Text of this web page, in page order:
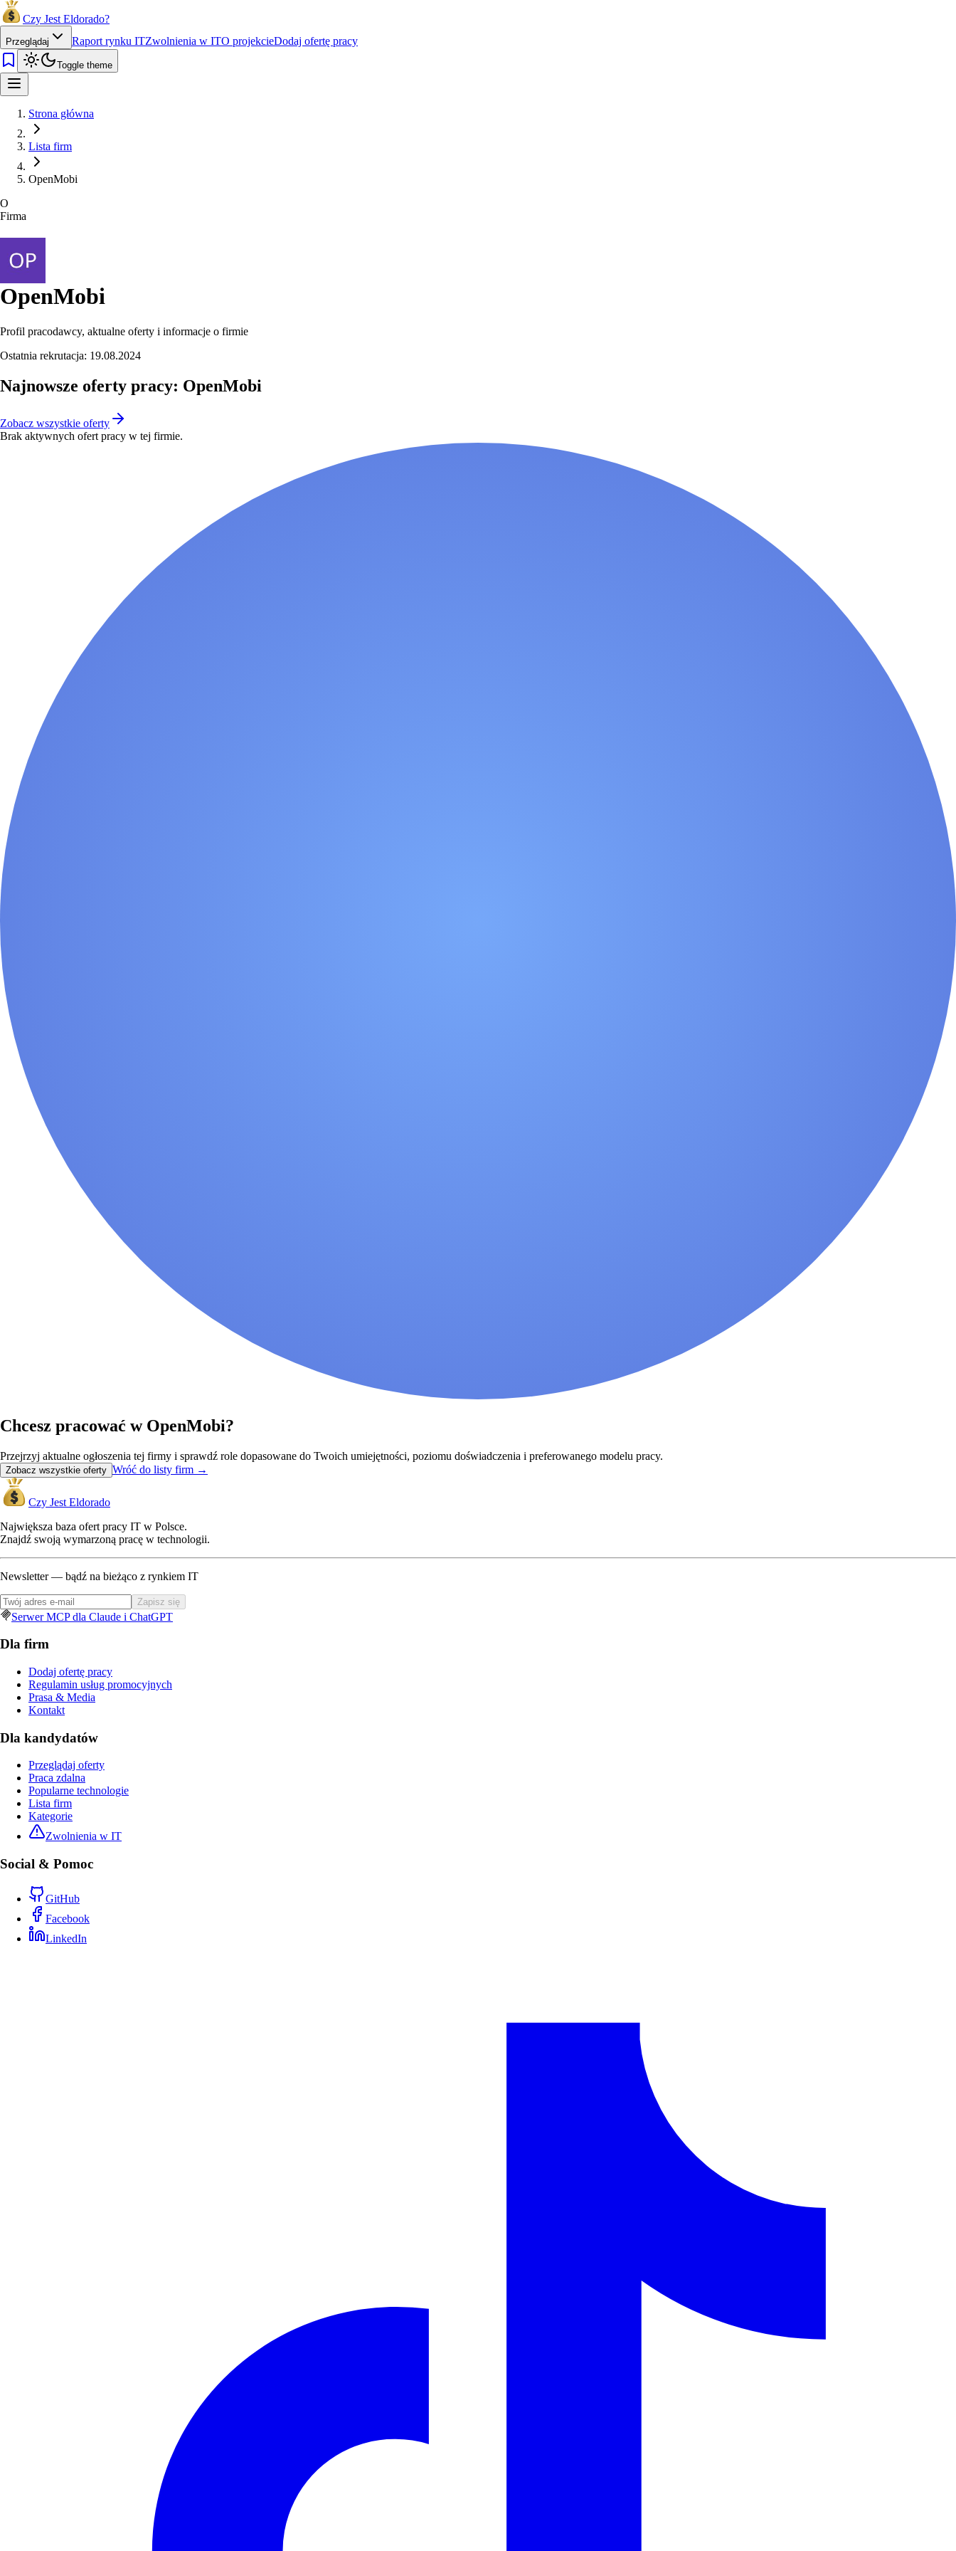
Czy Jest Eldorado?
Przeglądaj Raport rynku ITZwolnienia w ITO projekcieDodaj ofertę pracy
Toggle theme
Strona główna
Lista firm
OpenMobi
O
Firma
OpenMobi
Profil pracodawcy, aktualne oferty i informacje o firmie
Ostatnia rekrutacja: 19.08.2024
Najnowsze oferty pracy: OpenMobi
Zobacz wszystkie oferty
Brak aktywnych ofert pracy w tej firmie.
Chcesz pracować w OpenMobi?
Przejrzyj aktualne ogłoszenia tej firmy i sprawdź role dopasowane do Twoich umiejętności, poziomu doświadczenia i preferowanego modelu pracy.
Zobacz wszystkie oferty Wróć do listy firm →
Czy Jest Eldorado
Największa baza ofert pracy IT w Polsce.
Znajdź swoją wymarzoną pracę w technologii.
Newsletter — bądź na bieżąco z rynkiem IT
Zapisz się
Serwer MCP dla Claude i ChatGPT
Dla firm
Dodaj ofertę pracy
Regulamin usług promocyjnych
Prasa & Media
Kontakt
Dla kandydatów
Przeglądaj oferty
Praca zdalna
Popularne technologie
Lista firm
Kategorie
Zwolnienia w IT
Social & Pomoc
GitHub
Facebook
LinkedIn